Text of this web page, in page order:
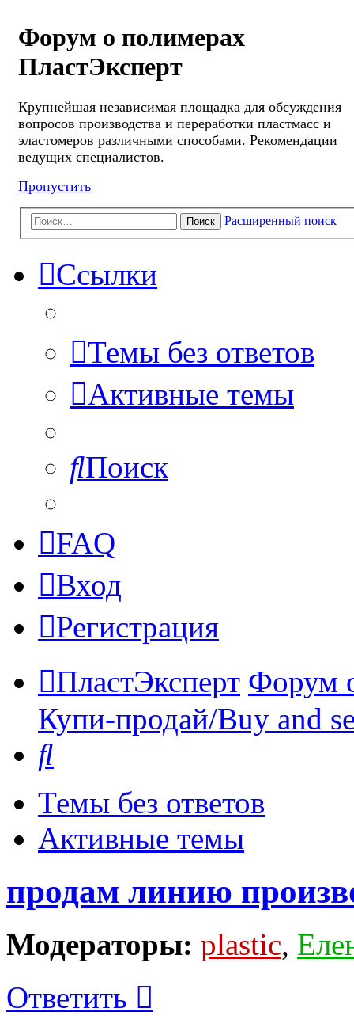
Форум о полимерах
ПластЭксперт
Крупнейшая независимая площадка для обсуждения
вопросов производства и переработки пластмасс и
эластомеров различными способами. Рекомендации
ведущих специалистов.
Пропустить
Поиск Расширенный поиск
Ссылки
Темы без ответов
Активные темы
Поиск
FAQ
Вход
Регистрация
ПластЭксперт Форум
Купи-продай/Buy and
Темы без ответов
Активные темы
продам линию
Модераторы: plastic,
Ответить